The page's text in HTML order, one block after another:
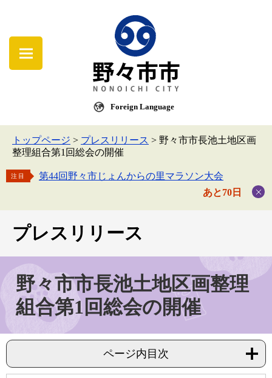
Foreign Language
トップページ > プレスリリース > 野々市市長池土地区画
整理組合第1回総会の開催
注目
第44回野々市じょんからの里マラソン大会
あと70日
プレスリリース
野々市市長池土地区画整理
組合第1回総会の開催
ページ内目次